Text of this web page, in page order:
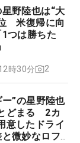
野陸也は“大
米復帰に向
つは勝ちた
時30分
2
”の星野陸也
どまる 2カ
意したドライ
微妙なロフ